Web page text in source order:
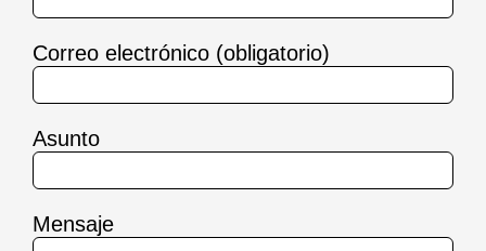
Correo electrónico (obligatorio)
Asunto
Mensaje